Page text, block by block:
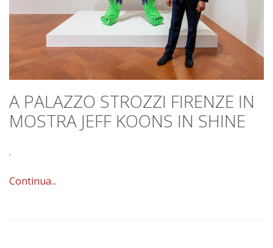
A PALAZZO STROZZI FIRENZE IN
MOSTRA JEFF KOONS IN SHINE
.
Continua...